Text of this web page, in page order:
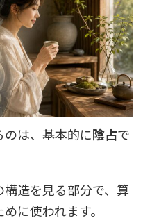
は、基本的に陰占で
造を見る部分で、算
に使われます。